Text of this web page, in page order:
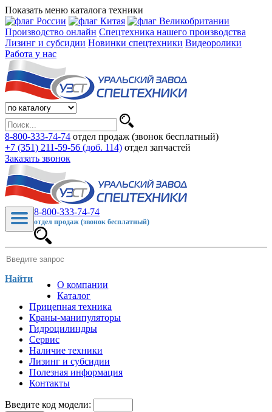
Показать меню каталога техники
Производство онлайн Спецтехника нашего производства
Лизинг и субсидии Новинки спецтехники Видеоролики
Работа у нас
8-800-333-74-74 отдел продаж (звонок бесплатный)
+7 (351) 211-59-56 (доб. 114) отдел запчастей
Заказать звонок
8-800-333-74-74
отдел продаж (звонок бесплатный)
Найти
О компании
Каталог
Прицепная техника
Краны-манипуляторы
Гидроцилиндры
Сервис
Наличие техники
Лизинг и субсидии
Полезная информация
Контакты
Введите код модели: